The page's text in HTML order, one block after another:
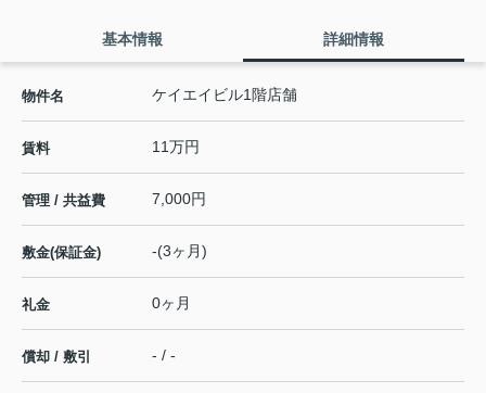
基本情報 詳細情報
物件名 ケイエイビル1階店舗
賃料 11万円
管理 / 共益費 7,000円
敷金(保証金) -(3ヶ月)
礼金 0ヶ月
償却 / 敷引 - / -